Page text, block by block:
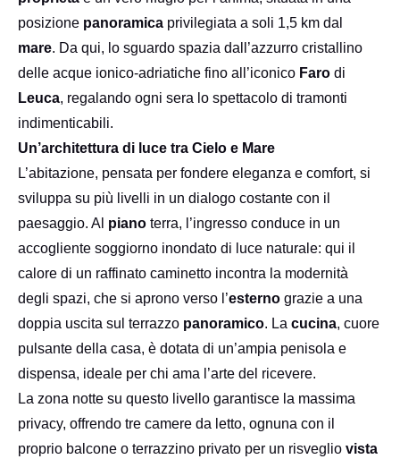
posizione panoramica privilegiata a soli 1,5 km dal
mare. Da qui, lo sguardo spazia dall’azzurro cristallino
delle acque ionico-adriatiche fino all’iconico Faro di
Leuca, regalando ogni sera lo spettacolo di tramonti
indimenticabili.
Un’architettura di luce tra Cielo e Mare
L’abitazione, pensata per fondere eleganza e comfort, si
sviluppa su più livelli in un dialogo costante con il
paesaggio. Al piano terra, l’ingresso conduce in un
accogliente soggiorno inondato di luce naturale: qui il
calore di un raffinato caminetto incontra la modernità
degli spazi, che si aprono verso l’esterno grazie a una
doppia uscita sul terrazzo panoramico. La cucina, cuore
pulsante della casa, è dotata di un’ampia penisola e
dispensa, ideale per chi ama l’arte del ricevere.
La zona notte su questo livello garantisce la massima
privacy, offrendo tre camere da letto, ognuna con il
proprio balcone o terrazzino privato per un risveglio vista